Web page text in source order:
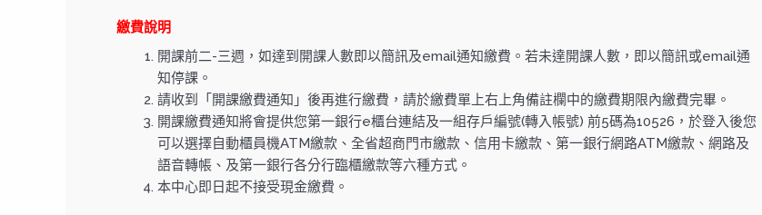
繳費說明
開課前二-三週，如達到開課人數即以簡訊及email通知繳費。若未達開課人數，即以簡訊或email通
知停課。
請收到「開課繳費通知」後再進行繳費，請於繳費單上右上角備註欄中的繳費期限內繳費完畢。
開課繳費通知將會提供您第一銀行e櫃台連結及一組存戶編號(轉入帳號) 前5碼為10526，於登入後您
可以選擇自動櫃員機ATM繳款、全省超商門市繳款、信用卡繳款、第一銀行網路ATM繳款、網路及
語音轉帳、及第一銀行各分行臨櫃繳款等六種方式。
本中心即日起不接受現金繳費。